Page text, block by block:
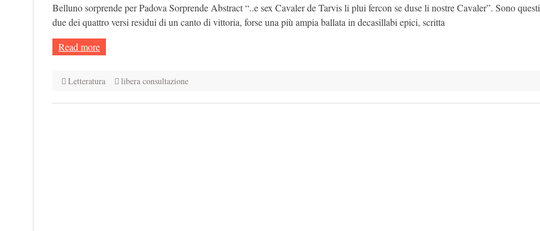
Belluno sorprende per Padova Sorprende Abstract “..e sex Cavaler de Tarvis li plui fercon se duse li nostre Cavaler”. Sono questi
due dei quattro versi residui di un canto di vittoria, forse una più ampia ballata in decasillabi epici, scritta
Read more
Letteratura libera consultazione